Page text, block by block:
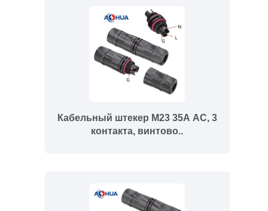
Кабельный штекер M23 35А AC, 3
контакта, винтово..